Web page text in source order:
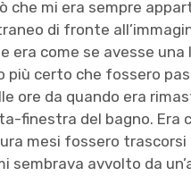
che mi era sempre
di fronte
era come se avesse una
più certo che fossero
ore da quando era
finestra del bagno. Era
mesi fossero trascorsi
sembrava avvolto da